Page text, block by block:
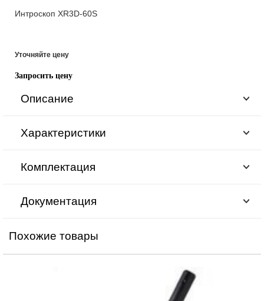
Интроскоп XR3D-60S
Уточняйте цену
Запросить цену
Описание
Характеристики
Комплектация
Документация
Похожие товары